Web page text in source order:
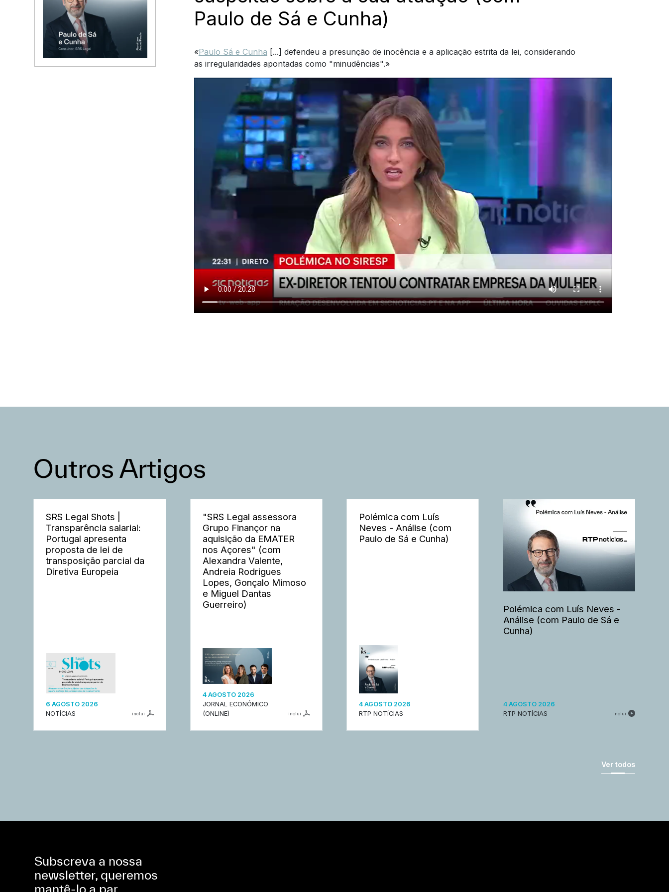
Paulo de Sá e Cunha)
«Paulo Sá e Cunha [...] defendeu a presunção de inocência e a aplicação estrita da lei, considerando
as irregularidades apontadas como "minudências".»
Outros Artigos
SRS Legal Shots |
Transparência salarial:
Portugal apresenta
proposta de lei de
transposição parcial da
Diretiva Europeia
6 AGOSTO 2026
NOTÍCIAS
inclui
"SRS Legal assessora
Grupo Finançor na
aquisição da EMATER
nos Açores" (com
Alexandra Valente,
Andreia Rodrigues
Lopes, Gonçalo Mimoso
e Miguel Dantas
Guerreiro)
4 AGOSTO 2026
JORNAL ECONÓMICO
(ONLINE)
inclui
Polémica com Luís
Neves - Análise (com
Paulo de Sá e Cunha)
4 AGOSTO 2026
RTP NOTÍCIAS
Polémica com Luís Neves -
Análise (com Paulo de Sá e
Cunha)
4 AGOSTO 2026
RTP NOTÍCIAS
inclui
Ver todos
Subscreva a nossa
newsletter, queremos
mantê-lo a par.